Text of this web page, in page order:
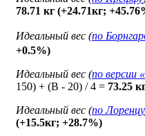
78.71 кг (+24.71кг;
Идеальный вес (по
+0.5%)
Идеальный вес (по версии
150) + (B - 20) / 4 = 73.25
Идеальный вес (по Лоренцу
(+15.5кг; +28.7%)